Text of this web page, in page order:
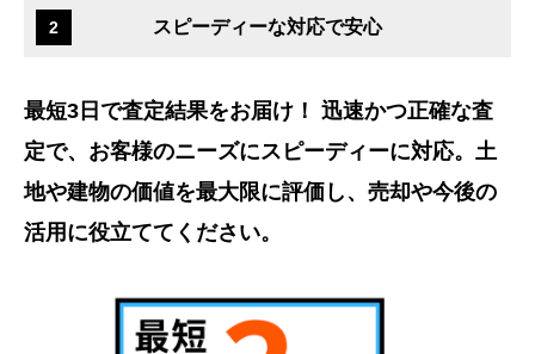
2 スピーディーな対応で安心
最短3日で査定結果をお届け！ 迅速かつ正確な査
定で、お客様のニーズにスピーディーに対応。土
地や建物の価値を最大限に評価し、売却や今後の
活用に役立ててください。